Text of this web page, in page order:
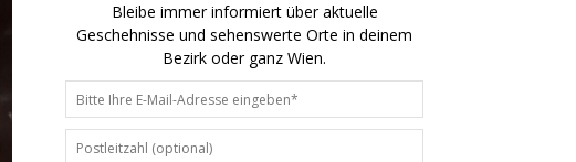
Bleibe immer informiert über aktuelle
Geschehnisse und sehenswerte Orte in deinem
Bezirk oder ganz Wien.